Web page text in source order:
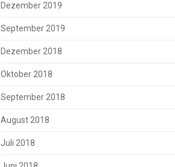
Dezember 2019
September 2019
Dezember 2018
Oktober 2018
September 2018
August 2018
Juli 2018